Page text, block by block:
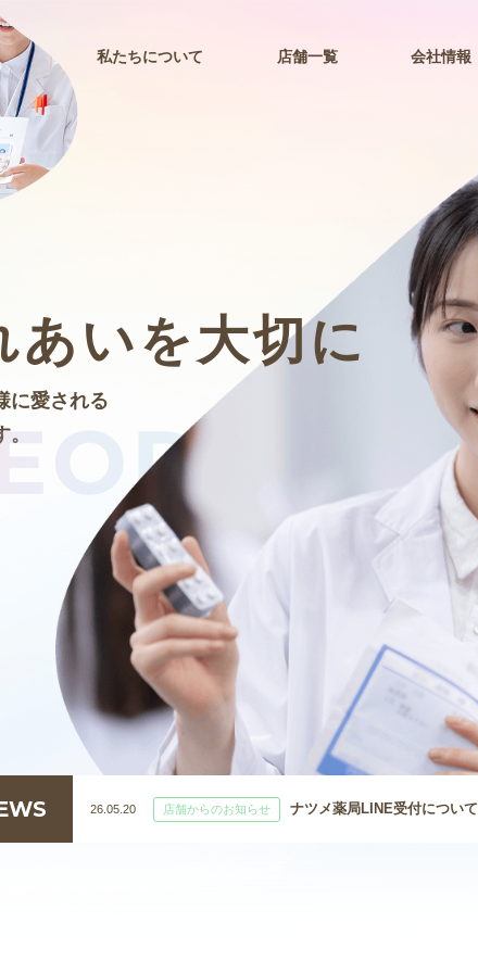
私たちについて 店舗一覧 会社情報
あいを大切に
に愛される
26.05.20 店舗からのお知らせ ナツメ薬局LINE受付について